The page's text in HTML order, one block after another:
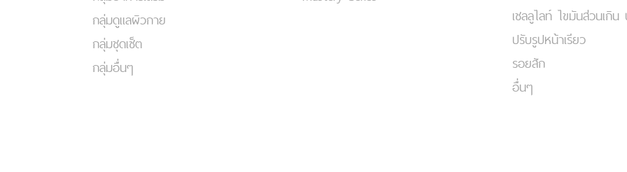
กลุ่มดูแลผิวกาย
กลุ่มชุดเซ็ต
กลุ่มอื่นๆ
เชลลูไลท์ ไขมันส่วนเกิน
ปรับรูปหน้าเรียว
รอยสัก
อื่นๆ